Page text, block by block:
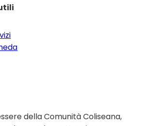
della Comunità Coliseana,